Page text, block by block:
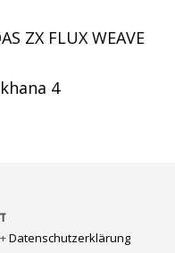
ZX FLUX WEAVE
4
+Datenschutzerklärung